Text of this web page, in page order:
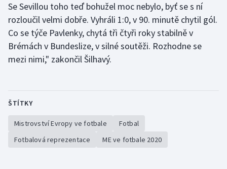
Se Sevillou toho teď bohužel moc nebylo, byť se s ní
rozloučil velmi dobře. Vyhráli 1:0, v 90. minutě chytil gól.
Co se týče Pavlenky, chytá tři čtyři roky stabilně v
Brémách v Bundeslize, v silné soutěži. Rozhodne se
mezi nimi," zakončil Šilhavý.
ŠTÍTKY
Mistrovství Evropy ve fotbale
Fotbal
Fotbalová reprezentace
ME ve fotbale 2020